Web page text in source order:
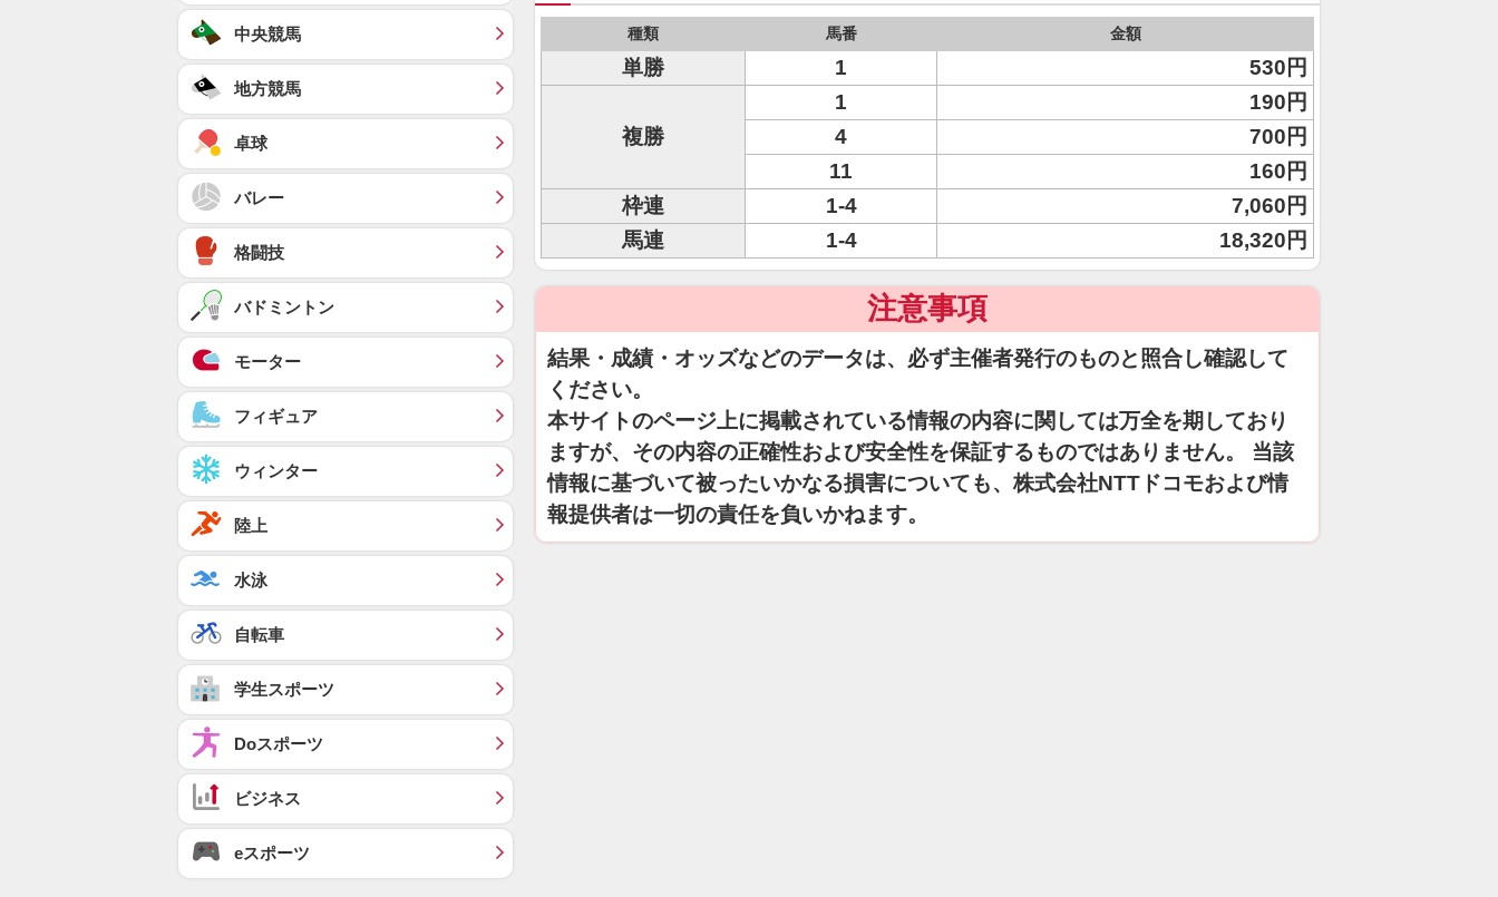
種類 馬番 金額
単勝 1 530円
複勝
1
190円
4
700円
11
160円
枠連
1-4
7,060円
馬連
1-4 18,320円
注意事項
結果・成績・オッズなどのデータは、必ず主催者発行のものと照合し確認して
ください。
本サイトのページ上に掲載されている情報の内容に関しては万全を期しており
ますが、その内容の正確性および安全性を保証するものではありません。 当該
情報に基づいて被ったいかなる損害についても、株式会社NTTドコモおよび情
報提供者は一切の責任を負いかねます。
中央競馬
地方競馬
卓球
バレー
格闘技
バドミントン
モーター
フィギュア
ウィンター
陸上
水泳
自転車
学生スポーツ
Doスポーツ
ビジネス
eスポーツ